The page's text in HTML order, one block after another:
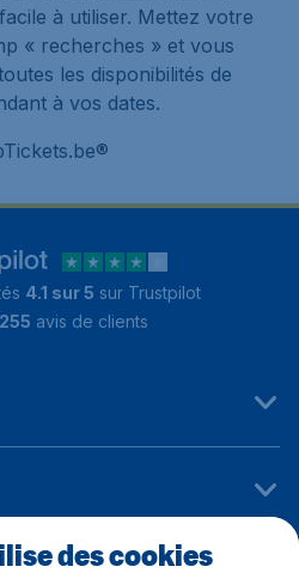
à utiliser. Mettez votre
« recherches » et vous
les disponibilités de
à vos dates.
4.1 sur 5 sur Trustpilot
avis de clients
des cookies